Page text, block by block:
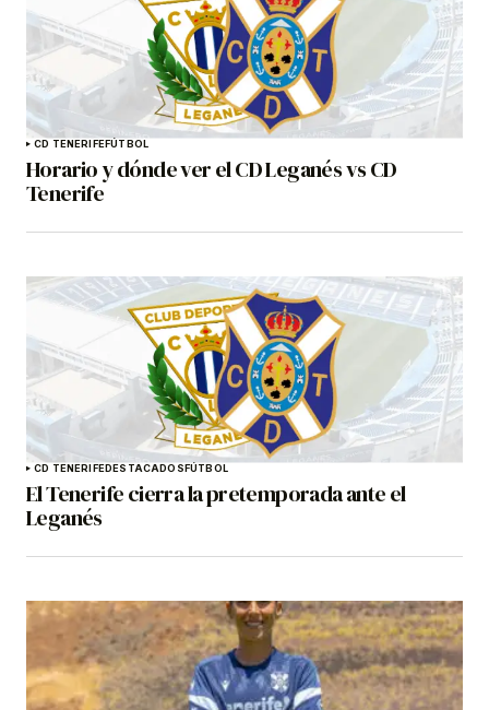
CD TENERIFEFÚTBOL
Horario y dónde ver el CD Leganés vs CD
Tenerife
CD TENERIFEDESTACADOSFÚTBOL
El Tenerife cierra la pretemporada ante el
Leganés